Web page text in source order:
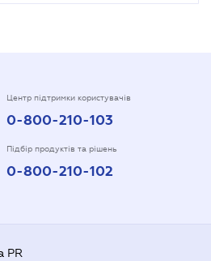
Центр підтримки користувачів
0-800-210-103
Підбір продуктів та рішень
0-800-210-102
PR